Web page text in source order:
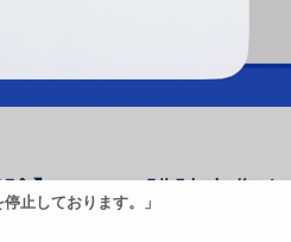
止しております。」